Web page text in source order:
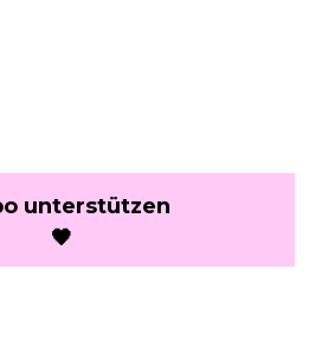
unterstützen
🖤